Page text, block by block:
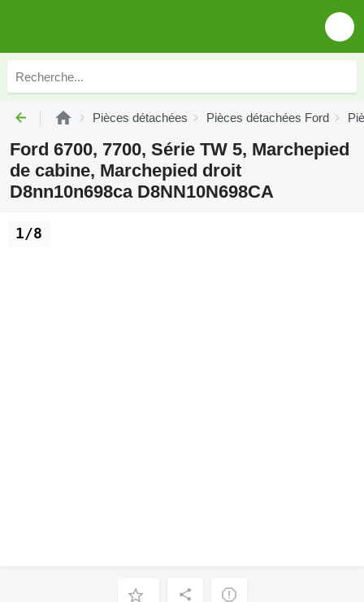
Pièces détachées Pièces détachées Ford
Ford 6700, 7700, Série TW 5, Marchepied
de cabine, Marchepied droit
D8nn10n698ca D8NN10N698CA
1/8